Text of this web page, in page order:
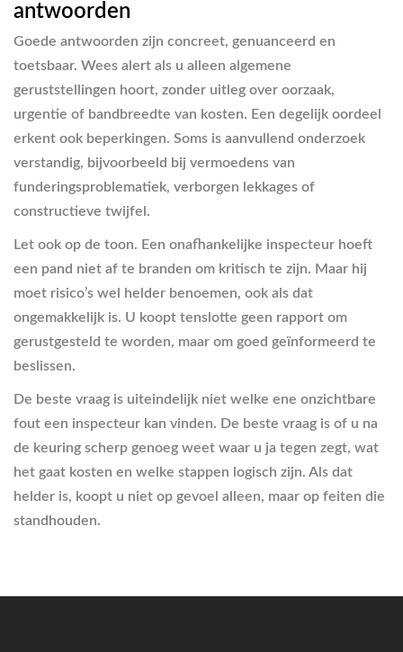
antwoorden
Goede antwoorden zijn concreet, genuanceerd en
toetsbaar. Wees alert als u alleen algemene
geruststellingen hoort, zonder uitleg over oorzaak,
urgentie of bandbreedte van kosten. Een degelijk oordeel
erkent ook beperkingen. Soms is aanvullend onderzoek
verstandig, bijvoorbeeld bij vermoedens van
funderingsproblematiek, verborgen lekkages of
constructieve twijfel.
Let ook op de toon. Een onafhankelijke inspecteur hoeft
een pand niet af te branden om kritisch te zijn. Maar hij
moet risico’s wel helder benoemen, ook als dat
ongemakkelijk is. U koopt tenslotte geen rapport om
gerustgesteld te worden, maar om goed geïnformeerd te
beslissen.
De beste vraag is uiteindelijk niet welke ene onzichtbare
fout een inspecteur kan vinden. De beste vraag is of u na
de keuring scherp genoeg weet waar u ja tegen zegt, wat
het gaat kosten en welke stappen logisch zijn. Als dat
helder is, koopt u niet op gevoel alleen, maar op feiten die
standhouden.